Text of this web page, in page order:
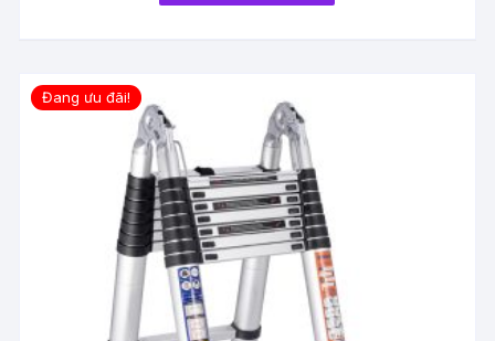
1,890,000 ₫.
Đang ưu đãi!